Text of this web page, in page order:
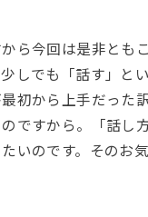
から今回は是非とも
少しでも「話す」と
最初から上手だった
のですから。「話し
たいのです。そのお